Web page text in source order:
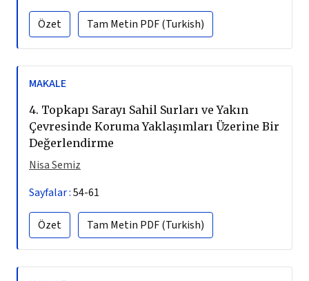
Özet Tam Metin PDF (Turkish)
MAKALE
4. Topkapı Sarayı Sahil Surları ve Yakın
Çevresinde Koruma Yaklaşımları Üzerine Bir
Değerlendirme
Nisa Semiz
Sayfalar :54-61
Özet Tam Metin PDF (Turkish)